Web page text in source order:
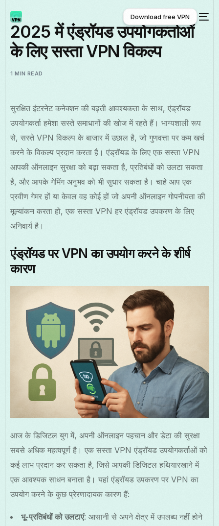
हिन्दी
Download free VPN
Download free VPN
2025 में एंड्रॉयड उपयोगकर्ताओं
के लिए सस्ता VPN विकल्प
1 MIN READ
सुरक्षित इंटरनेट कनेक्शन की बढ़ती आवश्यकता के साथ, एंड्रॉयड
उपयोगकर्ता हमेशा सस्ते समाधानों की खोज में रहते हैं। भाग्यशाली रूप
से, सस्ते VPN विकल्प के बाजार में उछाल है, जो गुणवत्ता पर कम खर्च
करने के विकल्प प्रदान करता है। एंड्रॉयड के लिए एक सस्ता VPN
आपकी ऑनलाइन सुरक्षा को बढ़ा सकता है, प्रतिबंधों को उलटा सकता
है, और आपके गेमिंग अनुभव को भी सुधार सकता है। चाहे आप एक
प्रवीण गेमर हों या केवल वह कोई हों जो अपनी ऑनलाइन गोपनीयता की
मूल्यांकन करता हो, एक सस्ता VPN हर एंड्रॉयड उपकरण के लिए
अनिवार्य है।
एंड्रॉयड पर VPN का उपयोग करने के शीर्ष
कारण
आज के डिजिटल युग में, अपनी ऑनलाइन पहचान और डेटा की सुरक्षा
सबसे अधिक महत्वपूर्ण है। एक सस्ता VPN एंड्रॉयड उपयोगकर्ताओं को
कई लाभ प्रदान कर सकता है, जिसे आपकी डिजिटल हथियारखाने में
एक आवश्यक साधन बनाता है। यहां एंड्रॉयड उपकरण पर VPN का
उपयोग करने के कुछ प्रेरणादायक कारण हैं:
भू-प्रतिबंधों को उलटाएं: आसानी से अपने क्षेत्र में उपलब्ध नहीं होने